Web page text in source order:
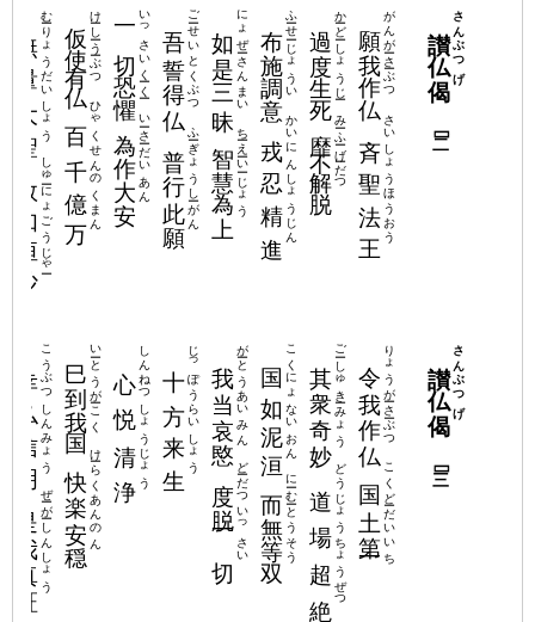
讃仏偈さんぶつげ
願我作仏がんがーさーぶつ
斉聖法王さいしょうほうおう
過度生死かーどーしょうじー
靡不解脱みーふーげーだつ
布施調意ふーせーじょうい
戎忍精進かいにんしょうじん
如是三昧にょぜーさんまい
智慧為上ちーえーいーじょう
吾誓得仏ごーせいとくぶつ
普行此願ふーぎょうしーがん
一切恐懼いっさいくーくー
為作大安いーさーだいあん
仮使有仏けーしーうーぶつ
百千億万ひゃくせんのくまん
無量大聖むーりょうだいしょう
数如恒沙しゅーにょごうじゃー
讃仏偈さんぶつげ
令我作仏りょうがーさーぶつ
国土第一こくどーだいいち
其衆奇妙ごーしゅきーみょう
道場超絶どうじょうちょうぜつ
国如泥洹こくにょないおん
而無等双にーむーとうそう
我当哀愍がーとうあいみん
度脱一切どーだついっさい
十方来生じっぽうらいしょう
心悦清浄しんねつしょうじょう
巳到我国いーとうがーこく
快楽安穏けーらくあんのん
幸仏信明こうぶつしんみょう
是我真証ぜーがーしんしょう